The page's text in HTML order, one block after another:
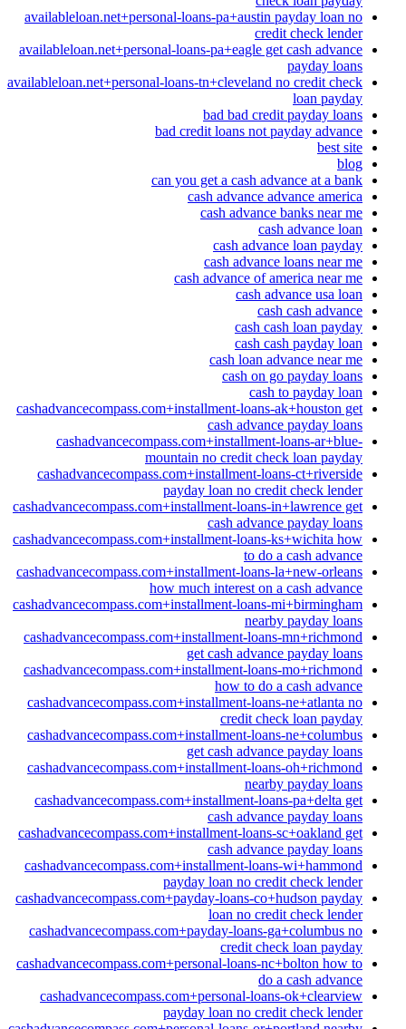
availableloan.net+personal-loans-pa+austin payday loan no
credit check lender
availableloan.net+personal-loans-pa+eagle get cash advance
payday loans
availableloan.net+personal-loans-tn+cleveland no credit check
loan payday
bad bad credit payday loans
bad credit loans not payday advance
best site
blog
can you get a cash advance at a bank
cash advance advance america
cash advance banks near me
cash advance loan
cash advance loan payday
cash advance loans near me
cash advance of america near me
cash advance usa loan
cash cash advance
cash cash loan payday
cash cash payday loan
cash loan advance near me
cash on go payday loans
cash to payday loan
cashadvancecompass.com+installment-loans-ak+houston get
cash advance payday loans
cashadvancecompass.com+installment-loans-ar+blue-
mountain no credit check loan payday
cashadvancecompass.com+installment-loans-ct+riverside
payday loan no credit check lender
cashadvancecompass.com+installment-loans-in+lawrence get
cash advance payday loans
cashadvancecompass.com+installment-loans-ks+wichita how
to do a cash advance
cashadvancecompass.com+installment-loans-la+new-orleans
how much interest on a cash advance
cashadvancecompass.com+installment-loans-mi+birmingham
nearby payday loans
cashadvancecompass.com+installment-loans-mn+richmond
get cash advance payday loans
cashadvancecompass.com+installment-loans-mo+richmond
how to do a cash advance
cashadvancecompass.com+installment-loans-ne+atlanta no
credit check loan payday
cashadvancecompass.com+installment-loans-ne+columbus
get cash advance payday loans
cashadvancecompass.com+installment-loans-oh+richmond
nearby payday loans
cashadvancecompass.com+installment-loans-pa+delta get
cash advance payday loans
cashadvancecompass.com+installment-loans-sc+oakland get
cash advance payday loans
cashadvancecompass.com+installment-loans-wi+hammond
payday loan no credit check lender
cashadvancecompass.com+payday-loans-co+hudson payday
loan no credit check lender
cashadvancecompass.com+payday-loans-ga+columbus no
credit check loan payday
cashadvancecompass.com+personal-loans-nc+bolton how to
do a cash advance
cashadvancecompass.com+personal-loans-ok+clearview
payday loan no credit check lender